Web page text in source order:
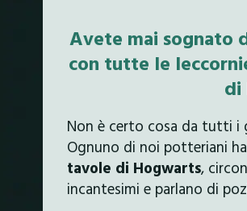
Avete mai sognato
con tutte le
di
Non è certo cosa da tutti i
Ognuno di noi potteriani
tavole di Hogwarts,
incantesimi e parlano di